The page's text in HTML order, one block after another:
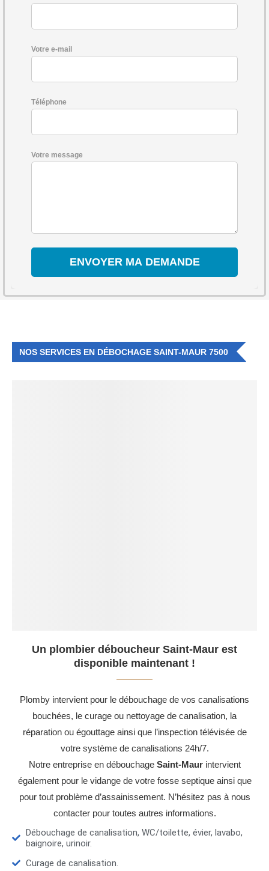
Votre e-mail
Téléphone
Votre message
NOS SERVICES EN DÉBOCHAGE SAINT-MAUR 7500
Un plombier déboucheur Saint-Maur est
disponible maintenant !
Plomby intervient pour le débouchage de vos canalisations
bouchées, le curage ou nettoyage de canalisation, la
réparation ou égouttage ainsi que l’inspection télévisée de
votre système de canalisations 24h/7.
Notre entreprise en débouchage Saint-Maurintervient
également pour le vidange de votre fosse septique ainsi que
pour tout problème d’assainissement. N’hésitez pas à nous
contacter pour toutes autres informations.
Débouchage de canalisation, WC/toilette, évier, lavabo,
baignoire, urinoir.
Curage de canalisation.